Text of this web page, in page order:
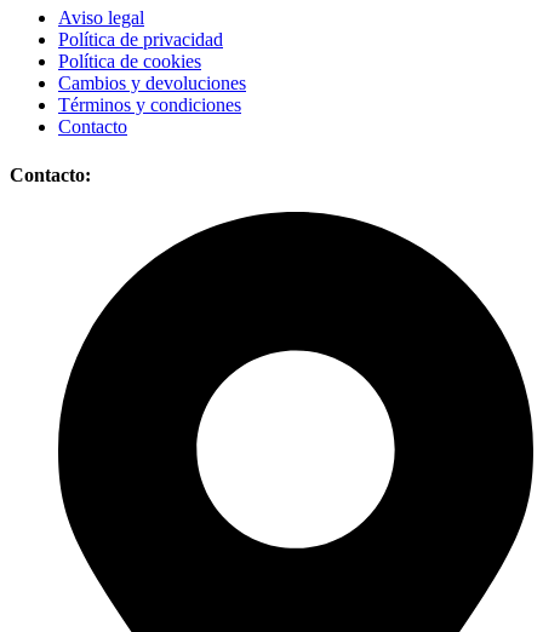
Aviso legal
Política de privacidad
Política de cookies
Cambios y devoluciones
Términos y condiciones
Contacto
Contacto: